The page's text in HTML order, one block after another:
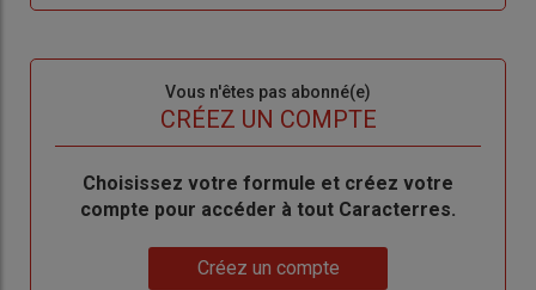
de
me
Vous n'êtes pas abonné(e)
CRÉEZ UN COMPTE
BodyChoisissez votre formule et créez votre
compte pour accéder à tout Caracterres.
Créez un compte